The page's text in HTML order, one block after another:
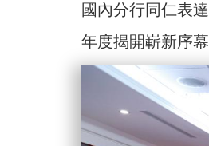
國內分行同仁表
年度揭開嶄新序幕